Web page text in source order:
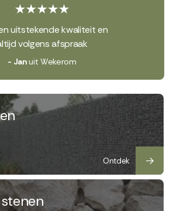
uitstekende kwaliteit en
volgens afspraak
- Januit Wekerom
Ontdek